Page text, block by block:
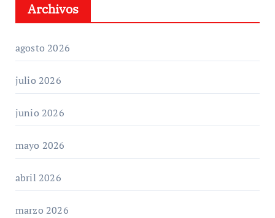
Archivos
agosto 2026
julio 2026
junio 2026
mayo 2026
abril 2026
marzo 2026